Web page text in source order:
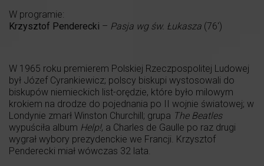
W programie:
Krzysztof Penderecki – Pasja wg św. Łukasza (76′)
W 1965 roku premierem Polskiej Rzeczpospolitej Ludowej
był Józef Cyrankiewicz; polscy biskupi wystosowali do
biskupów niemieckich list-orędzie, które było milowym
krokiem na drodze do pojednania po II wojnie światowej; w
Londynie zmarł Winston Churchill; grupa The Beatles
wypuściła album Help!, a Charles de Gaulle po raz drugi
wygrał wybory prezydenckie we Francji. Krzysztof
Penderecki miał wówczas 32 lata.